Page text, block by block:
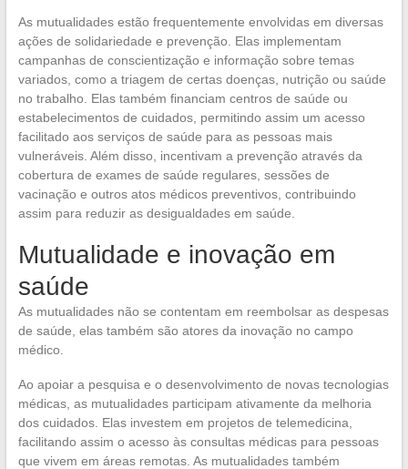
As mutualidades estão frequentemente envolvidas em diversas
ações de solidariedade e prevenção. Elas implementam
campanhas de conscientização e informação sobre temas
variados, como a triagem de certas doenças, nutrição ou saúde
no trabalho. Elas também financiam centros de saúde ou
estabelecimentos de cuidados, permitindo assim um acesso
facilitado aos serviços de saúde para as pessoas mais
vulneráveis. Além disso, incentivam a prevenção através da
cobertura de exames de saúde regulares, sessões de
vacinação e outros atos médicos preventivos, contribuindo
assim para reduzir as desigualdades em saúde.
Mutualidade e inovação em
saúde
As mutualidades não se contentam em reembolsar as despesas
de saúde, elas também são atores da inovação no campo
médico.
Ao apoiar a pesquisa e o desenvolvimento de novas tecnologias
médicas, as mutualidades participam ativamente da melhoria
dos cuidados. Elas investem em projetos de telemedicina,
facilitando assim o acesso às consultas médicas para pessoas
que vivem em áreas remotas. As mutualidades também